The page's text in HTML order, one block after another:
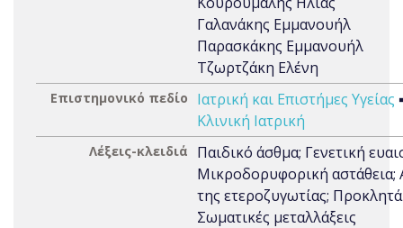
Γαλανάκης Εμμανουήλ
Παρασκάκης Εμμανουήλ
Τζωρτζάκη Ελένη
Επιστημονικό πεδίο Ιατρική και Επιστήμες Υγείας
Κλινική Ιατρική
Λέξεις-κλειδιά
Παιδικό άσθμα; Γενετική
Μικροδορυφορική αστάθεια;
της ετεροζυγωτίας;
Σωματικές μεταλλάξεις